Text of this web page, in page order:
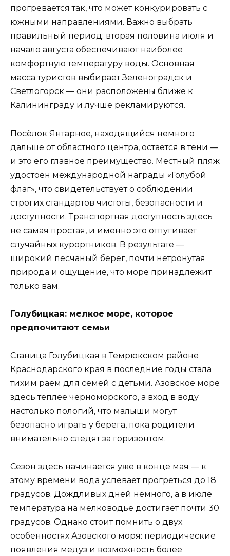
прогревается так, что может конкурировать с
южными направлениями. Важно выбрать
правильный период: вторая половина июля и
начало августа обеспечивают наиболее
комфортную температуру воды. Основная
масса туристов выбирает Зеленоградск и
Светлогорск — они расположены ближе к
Калининграду и лучше рекламируются.
Посёлок Янтарное, находящийся немного
дальше от областного центра, остаётся в тени —
и это его главное преимущество. Местный пляж
удостоен международной награды «Голубой
флаг», что свидетельствует о соблюдении
строгих стандартов чистоты, безопасности и
доступности. Транспортная доступность здесь
не самая простая, и именно это отпугивает
случайных курортников. В результате —
широкий песчаный берег, почти нетронутая
природа и ощущение, что море принадлежит
только вам.
Голубицкая: мелкое море, которое
предпочитают семьи
Станица Голубицкая в Темрюкском районе
Краснодарского края в последние годы стала
тихим раем для семей с детьми. Азовское море
здесь теплее черноморского, а вход в воду
настолько пологий, что малыши могут
безопасно играть у берега, пока родители
внимательно следят за горизонтом.
Сезон здесь начинается уже в конце мая — к
этому времени вода успевает прогреться до 18
градусов. Дождливых дней немного, а в июле
температура на мелководье достигает почти 30
градусов. Однако стоит помнить о двух
особенностях Азовского моря: периодические
появления медуз и возможность более